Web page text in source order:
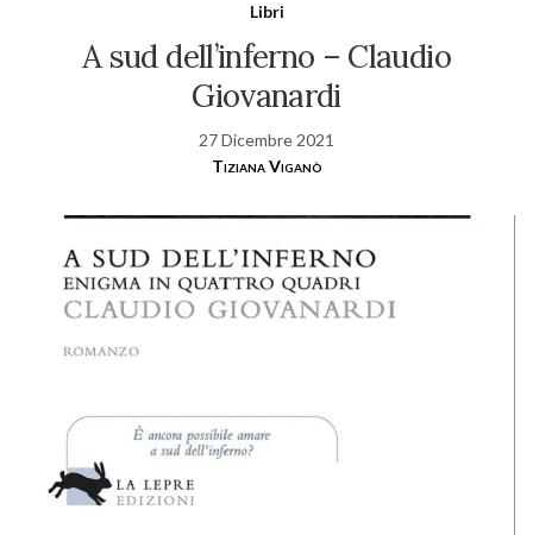
Libri
A sud dell’inferno – Claudio
Giovanardi
27 Dicembre 2021
Tiziana Viganò